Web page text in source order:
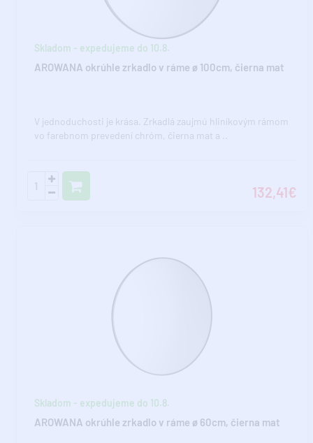
Skladom - expedujeme do 10.8.
AROWANA okrúhle zrkadlo v ráme ø 100cm, čierna mat
V jednoduchosti je krása. Zrkadlá zaujmú hliníkovým rámom
vo farebnom prevedení chróm, čierna mat a ..
132,41€
Skladom - expedujeme do 10.8.
AROWANA okrúhle zrkadlo v ráme ø 60cm, čierna mat